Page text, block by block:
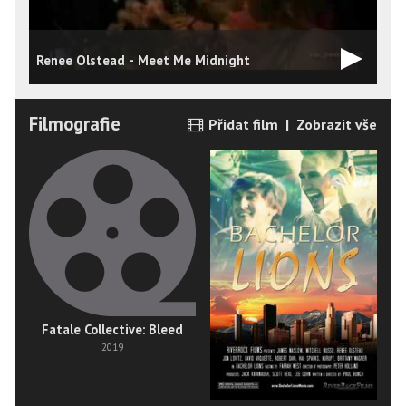
Renee Olstead - Meet Me Midnight
Filmografie Přidat film | Zobrazit vše
Fatale Collective: Bleed
2019